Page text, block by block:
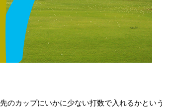
のカップにいかに少ない打数で入れるかという